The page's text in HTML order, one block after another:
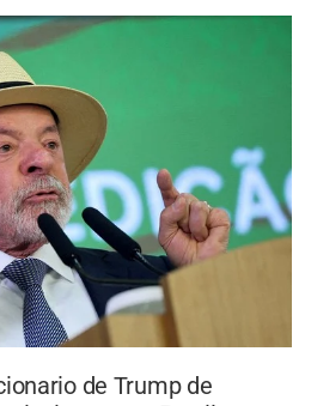
de Trump de